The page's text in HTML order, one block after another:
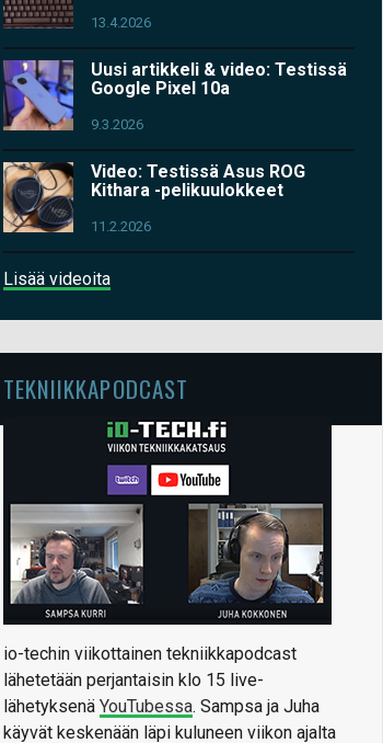
13.4.2026
Uusi artikkeli & video: Testissä
Google Pixel 10a
9.3.2026
Video: Testissä Asus ROG
Kithara -pelikuulokkeet
11.2.2026
Lisää videoita
TEKNIIKKAPODCAST
io-techin viikottainen tekniikkapodcast
lähetetään perjantaisin klo 15 live-
lähetyksenä YouTubessa. Sampsa ja Juha
käyvät keskenään läpi kuluneen viikon ajalta